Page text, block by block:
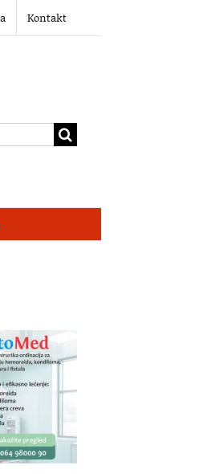
Kontakt